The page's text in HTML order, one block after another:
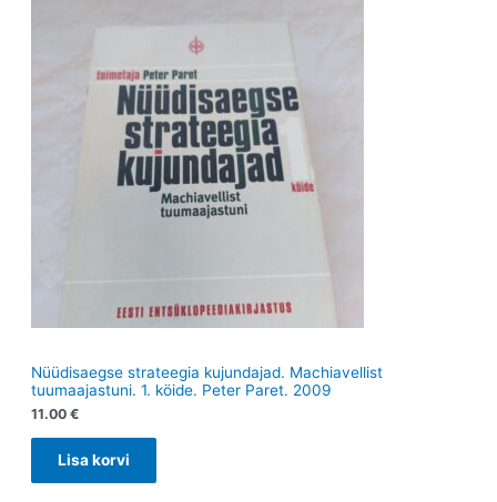
Nüüdisaegse strateegia kujundajad. Machiavellist
tuumaajastuni. 1. köide. Peter Paret. 2009
11.00 €
Lisa korvi